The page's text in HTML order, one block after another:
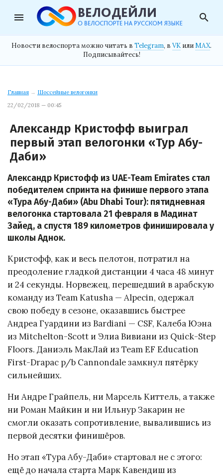
menu search
Новости велоспорта можно читать в Telegram, в VK илиMAX.
Подписывайтесь!
Главная → Шоссейные велогонки
22/02/2018 — 00:45
Александр Кристофф выиграл
первый этап велогонки «Тур Абу-
Даби»
Александр Кристофф из UAE-Team Emirates стал
победителем спринта на финише первого этапа
«Тура Абу-Даби» (Abu Dhabi Tour): пятидневная
велогонка стартовала 21 февраля в Мадинат
Зайед, а спустя 189 километров финишировала у
школы Аднок.
Кристофф, как и весь пелотон, потратил на
преодоление гладкой дистанции 4 часа 48 минут
и 24 секунды. Норвежец, перешедший в арабскую
команду из Team Katusha — Alpecin, одержал
свою победу в сезоне, оказавшись быстрее
Андреа Гуардини из Bardiani — CSF, Калеба Юэна
из Mitchelton-Scott и Элиа Вивиани из Quick-Step
Floors. Даниэль МакЛай из Team EF Education
First-Drapac p/b Cannondale замкнул пятёрку
сильнейших.
Ни Андре Грайпель, ни Марсель Киттель, а также
ни Роман Майкин и ни Ильнур Закарин не
смогли оказать сопротивление, вывалившись из
первой десятки финишёров.
Но этап «Тура Абу-Даби» стартовал не с этого:
ещё до начала старта Марк Кавендиш из